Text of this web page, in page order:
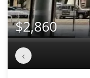
$2,860
‹